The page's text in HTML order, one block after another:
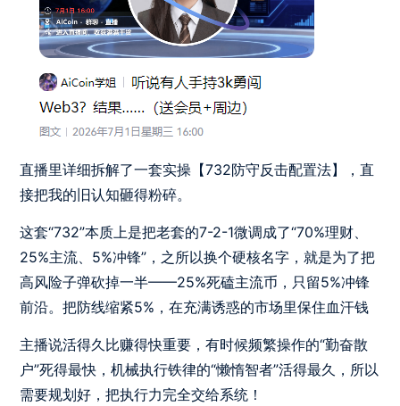
直播里详细拆解了一套实操【732防守反击配置法】，直
接把我的旧认知砸得粉碎。
这套“732”本质上是把老套的7-2-1微调成了“70%理财、
25%主流、5%冲锋”，之所以换个硬核名字，就是为了把
高风险子弹砍掉一半——25%死磕主流币，只留5%冲锋
前沿。把防线缩紧5%，在充满诱惑的市场里保住血汗钱
主播说活得久比赚得快重要，有时候频繁操作的“勤奋散
户”死得最快，机械执行铁律的“懒惰智者”活得最久，所以
需要规划好，把执行力完全交给系统！